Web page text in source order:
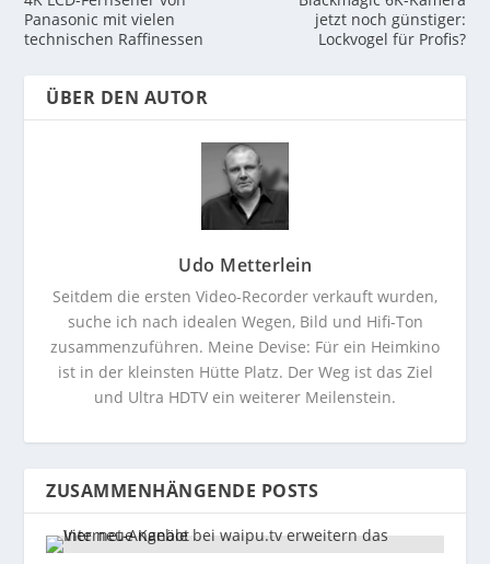
Panasonic mit vielen
technischen Raffinessen
jetzt noch günstiger:
Lockvogel für Profis?
ÜBER DEN AUTOR
Udo Metterlein
Seitdem die ersten Video-Recorder verkauft wurden,
suche ich nach idealen Wegen, Bild und Hifi-Ton
zusammenzuführen. Meine Devise: Für ein Heimkino
ist in der kleinsten Hütte Platz. Der Weg ist das Ziel
und Ultra HDTV ein weiterer Meilenstein.
ZUSAMMENHÄNGENDE POSTS